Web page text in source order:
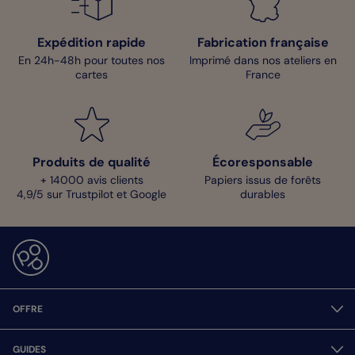
Expédition rapide
En 24h-48h pour toutes nos
cartes
Fabrication française
Imprimé dans nos ateliers en
France
Produits de qualité
+ 14000 avis clients
4,9/5 sur Trustpilot et Google
Écoresponsable
Papiers issus de forêts
durables
OFFRE
GUIDES